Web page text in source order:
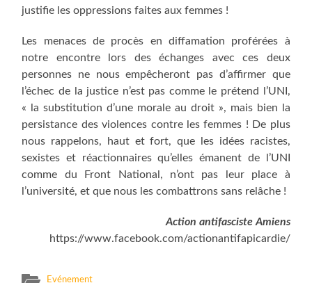
justifie les oppressions faites aux femmes !
Les menaces de procès en diffamation proférées à
notre encontre lors des échanges avec ces deux
personnes ne nous empêcheront pas d’affirmer que
l’échec de la justice n’est pas comme le prétend l’UNI,
« la substitution d’une morale au droit », mais bien la
persistance des violences contre les femmes ! De plus
nous rappelons, haut et fort, que les idées racistes,
sexistes et réactionnaires qu’elles émanent de l’UNI
comme du Front National, n’ont pas leur place à
l’université, et que nous les combattrons sans relâche !
Action antifasciste Amiens
https://www.facebook.com/actionantifapicardie/
Evénement